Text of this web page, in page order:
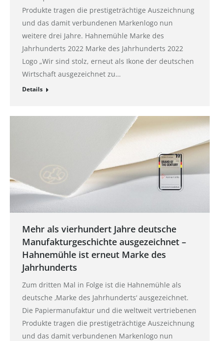
Produkte tragen die prestigeträchtige Auszeichnung
und das damit verbundenen Markenlogo nun
weitere drei Jahre. Hahnemühle Marke des
Jahrhunderts 2022 Marke des Jahrhunderts 2022
Logo „Wir sind stolz, erneut als Ikone der deutschen
Wirtschaft ausgezeichnet zu…
Details
Mehr als vierhundert Jahre deutsche
Manufakturgeschichte ausgezeichnet –
Hahnemühle ist erneut Marke des
Jahrhunderts
Zum dritten Mal in Folge ist die Hahnemühle als
deutsche ‚Marke des Jahrhunderts‘ ausgezeichnet.
Die Papiermanufaktur und die weltweit vertriebenen
Produkte tragen die prestigeträchtige Auszeichnung
und das damit verbundenen Markenlogo nun